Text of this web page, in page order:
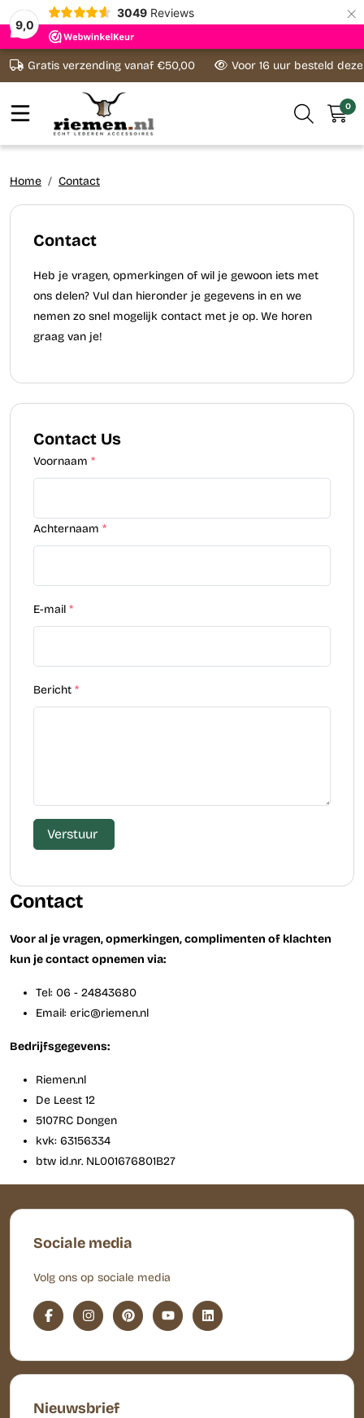
9,0
3049 Reviews ×
Ga naar content
Gratis verzending vanaf €50,00 Voor 16 uur besteld
0
Home Contact
Contact
Heb je vragen, opmerkingen of wil je gewoon iets met
ons delen? Vul dan hieronder je gegevens in en we
nemen zo snel mogelijk contact met je op. We horen
graag van je!
Contact Us
Voornaam *
Achternaam *
E-mail *
Bericht *
Verstuur
Contact
Voor al je vragen, opmerkingen, complimenten of klachten
kun je contact opnemen via:
Tel: 06 - 24843680
Email: eric@riemen.nl
Bedrijfsgegevens:
Riemen.nl
De Leest 12
5107RC Dongen
kvk: 63156334
btw id.nr. NL001676801B27
Sociale media
Volg ons op sociale media
Nieuwsbrief